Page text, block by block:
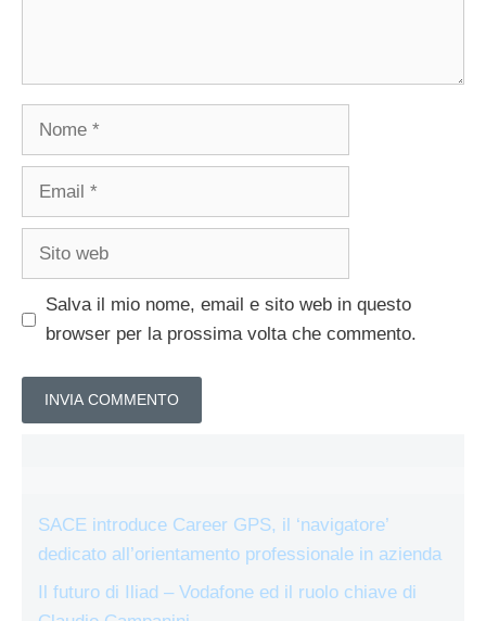
Nome
Email
Sito
Salva il mio nome, email e sito web in questo
browser per la prossima volta che commento.
SACE introduce Career GPS, il ‘navigatore’
dedicato all’orientamento professionale in azienda
Il futuro di Iliad – Vodafone ed il ruolo chiave di